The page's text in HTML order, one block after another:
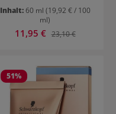
Inhalt: 60 ml (19,92 € / 100
ml)
Verkaufspreis:
11,95 € Regulärer Preis:
23,10 €
51%